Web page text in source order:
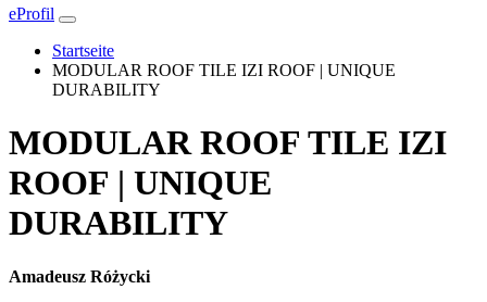
eProfil
Startseite
MODULAR ROOF TILE IZI ROOF | UNIQUE
DURABILITY
MODULAR ROOF TILE IZI
ROOF | UNIQUE
DURABILITY
Amadeusz Różycki